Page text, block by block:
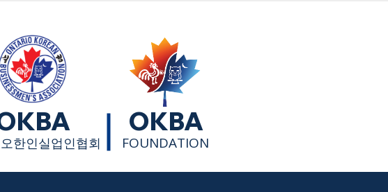
한인실업인협회
OKBA
FOUNDATION